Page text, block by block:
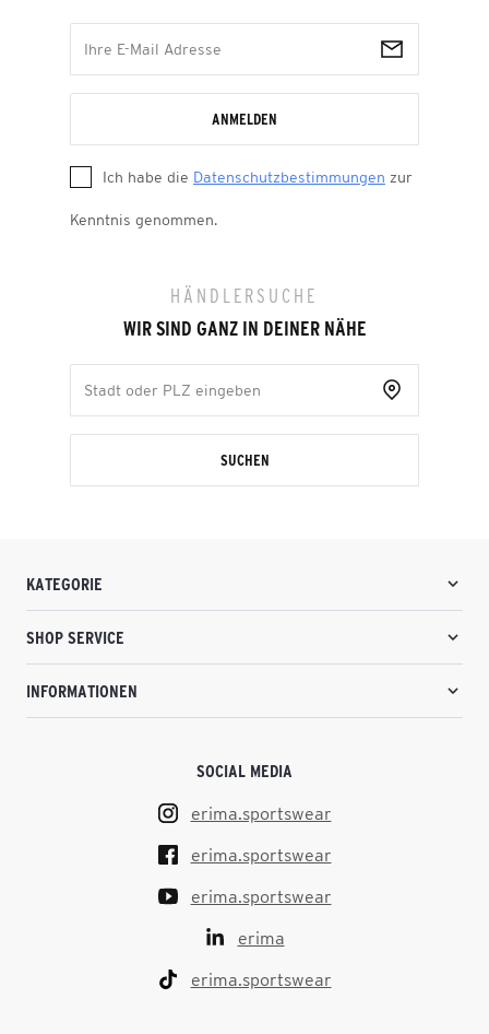
ANMELDEN
Ich habe die Datenschutzbestimmungen zur
Kenntnis genommen.
HÄNDLERSUCHE
WIR SIND GANZ IN DEINER NÄHE
SUCHEN
KATEGORIE
SHOP SERVICE
INFORMATIONEN
SOCIAL MEDIA
erima.sportswear
erima.sportswear
erima.sportswear
erima
erima.sportswear